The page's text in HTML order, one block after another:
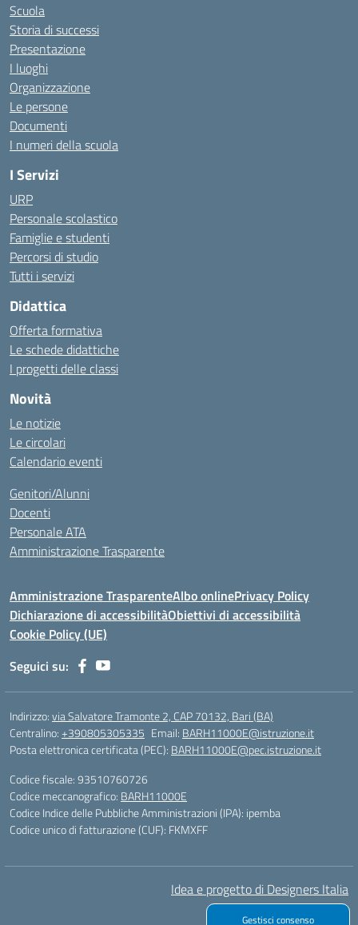
Scuola
Storia di successi
Presentazione
I luoghi
Organizzazione
Le persone
Documenti
I numeri della scuola
I Servizi
URP
Personale scolastico
Famiglie e studenti
Percorsi di studio
Tutti i servizi
Didattica
Offerta formativa
Le schede didattiche
I progetti delle classi
Novità
Le notizie
Le circolari
Calendario eventi
Genitori/Alunni
Docenti
Personale ATA
Amministrazione Trasparente
Amministrazione TrasparenteAlbo onlinePrivacy Policy
Dichiarazione di accessibilitàObiettivi di accessibilità
Cookie Policy (UE)
Seguici su:
Indirizzo:via Salvatore Tramonte 2, CAP 70132, Bari (BA)
Centralino:+390805305335 Email: BARH11000E@istruzione.it
Posta elettronica certificata (PEC): BARH11000E@pec.istruzione.it
Codice fiscale: 93510760726
Codice meccanografico: BARH11000E
Codice Indice delle Pubbliche Amministrazioni (IPA): ipemba
Codice unico di fatturazione (CUF): FKMXFF
Idea e progetto di Designers Italia
Gestisci consenso